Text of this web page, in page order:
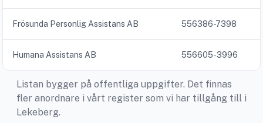
Frösunda Personlig Assistans AB 556386-7398
Humana Assistans AB 556605-3996
Listan bygger på offentliga uppgifter. Det finnas
fler anordnare i vårt register som vi har tillgång till i
Lekeberg.